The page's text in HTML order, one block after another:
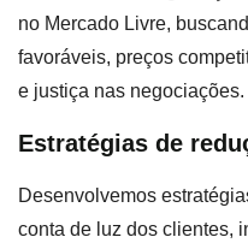
no Mercado Livre,
favoráveis, preços
e justiça nas negociações.
Estratégias de
Desenvolvemos
conta de luz dos clientes,